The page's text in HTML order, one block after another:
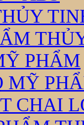
PHẨM
MỸ
CHAI